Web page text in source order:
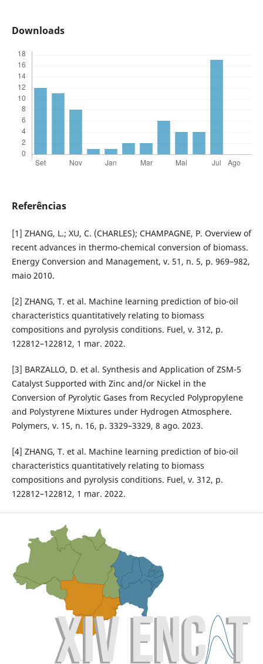
Downloads
Referências
[1] ZHANG, L.; XU, C. (CHARLES); CHAMPAGNE, P. Overview of
recent advances in thermo-chemical conversion of biomass.
Energy Conversion and Management, v. 51, n. 5, p. 969–982,
maio 2010.
[2] ZHANG, T. et al. Machine learning prediction of bio-oil
characteristics quantitatively relating to biomass
compositions and pyrolysis conditions. Fuel, v. 312, p.
122812–122812, 1 mar. 2022.
[3] BARZALLO, D. et al. Synthesis and Application of ZSM-5
Catalyst Supported with Zinc and/or Nickel in the
Conversion of Pyrolytic Gases from Recycled Polypropylene
and Polystyrene Mixtures under Hydrogen Atmosphere.
Polymers, v. 15, n. 16, p. 3329–3329, 8 ago. 2023.
[4] ZHANG, T. et al. Machine learning prediction of bio-oil
characteristics quantitatively relating to biomass
compositions and pyrolysis conditions. Fuel, v. 312, p.
122812–122812, 1 mar. 2022.